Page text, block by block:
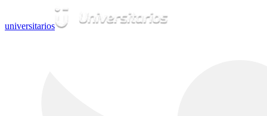
universitarios